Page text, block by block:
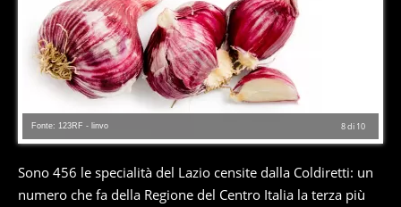
8di 10
Fonte: 123RF - linvo
Sono 456 le specialità del Lazio censite dalla Coldiretti: un
numero che fa della Regione del Centro Italia la terza più